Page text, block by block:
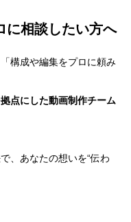
に相談したい方へ
構成や編集をプロに頼み
点にした動画制作チーム
、あなたの想いを“伝わ